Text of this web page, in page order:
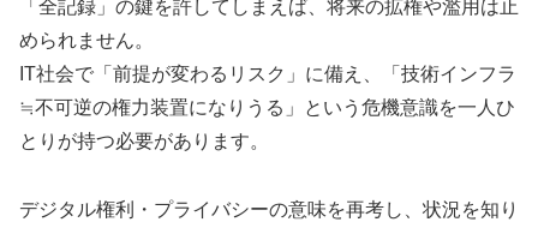
「全記録」の鍵を許してしまえば、将来の拡権や濫用は止
められません。
IT社会で「前提が変わるリスク」に備え、「技術インフラ
≒不可逆の権力装置になりうる」という危機意識を一人ひ
とりが持つ必要があります。
デジタル権利・プライバシーの意味を再考し、状況を知り